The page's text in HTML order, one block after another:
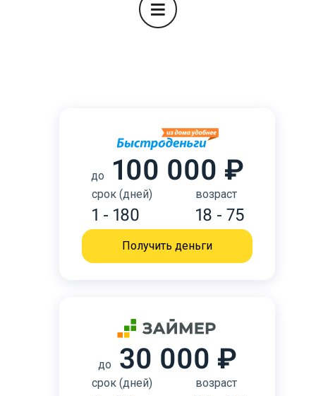
до 100 000 ₽
срок (дней)
1 - 180
возраст
18 - 75
Получить деньги
до 30 000 ₽
срок (дней) возраст